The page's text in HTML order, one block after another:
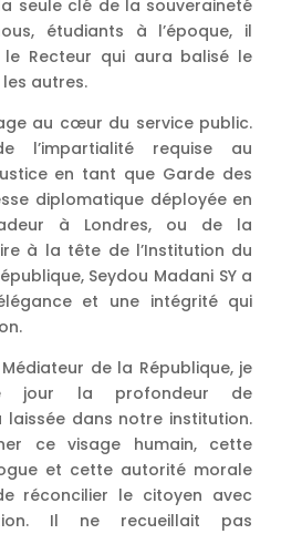
seule clé de la souveraineté
étudiants à l’époque, il
Recteur qui aura balisé le
autres.
au cœur du service public.
l’impartialité requise au
en tant que Garde des
diplomatique déployée en
à Londres, ou de la
à la tête de l’Institution du
Seydou Madani SY a
et une intégrité qui
de la République, je
jour la profondeur de
laissée dans notre institution.
ce visage humain, cette
et cette autorité morale
réconcilier le citoyen avec
Il ne recueillait pas